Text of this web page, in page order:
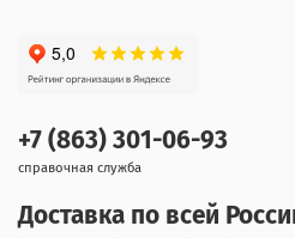
+7 (863) 301-06-93
справочная служба
Доставка по всей